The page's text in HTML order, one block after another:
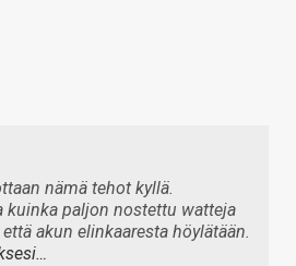
nämä tehot kyllä.
kuinka paljon nostettu watteja
akun elinkaaresta höylätään.